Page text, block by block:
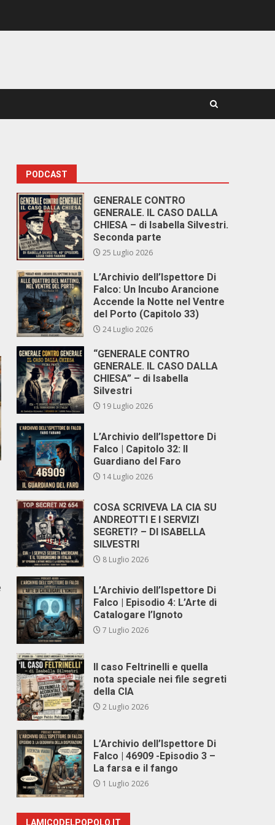
PODCAST
GENERALE CONTRO
GENERALE. IL CASO DALLA
CHIESA – di Isabella Silvestri.
Seconda parte
25 Luglio 2026
L’Archivio dell’Ispettore Di
Falco: Un Incubo Arancione
Accende la Notte nel Ventre
del Porto (Capitolo 33)
24 Luglio 2026
“GENERALE CONTRO
GENERALE. IL CASO DALLA
CHIESA” – di Isabella
Silvestri
19 Luglio 2026
L’Archivio dell’Ispettore Di
Falco | Capitolo 32: Il
Guardiano del Faro
14 Luglio 2026
COSA SCRIVEVA LA CIA SU
ANDREOTTI E I SERVIZI
SEGRETI? – DI ISABELLA
SILVESTRI
8 Luglio 2026
L’Archivio dell’Ispettore Di
Falco | Episodio 4: L’Arte di
Catalogare l’Ignoto
7 Luglio 2026
Il caso Feltrinelli e quella
nota speciale nei file segreti
della CIA
2 Luglio 2026
L’Archivio dell’Ispettore Di
Falco | 46909 -Episodio 3 –
La farsa e il fango
1 Luglio 2026
LAMICODELPOPOLO.IT